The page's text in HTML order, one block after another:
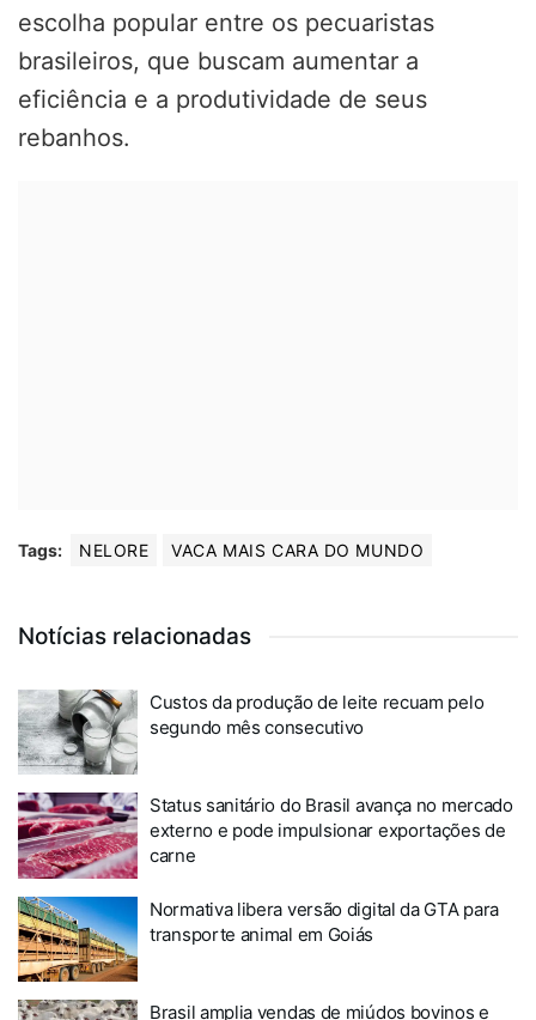
escolha popular entre os pecuaristas
brasileiros, que buscam aumentar a
eficiência e a produtividade de seus
rebanhos.
Tags: NELORE VACA MAIS CARA DO MUNDO
Notícias relacionadas
Custos da produção de leite recuam pelo
segundo mês consecutivo
Status sanitário do Brasil avança no mercado
externo e pode impulsionar exportações de
carne
Normativa libera versão digital da GTA para
transporte animal em Goiás
Brasil amplia vendas de miúdos bovinos e